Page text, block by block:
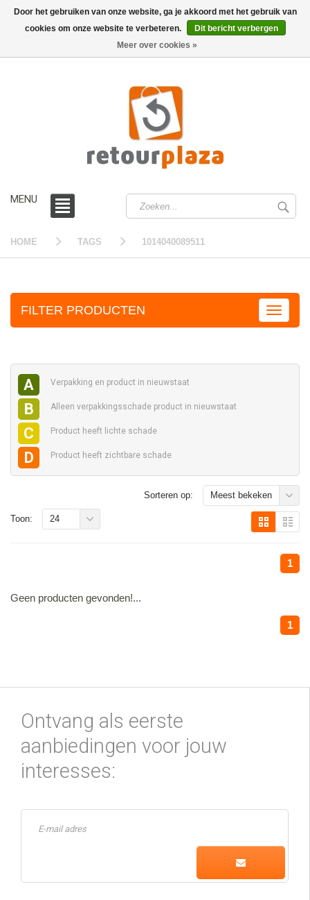
MENU
HOME TAGS 1014040089511
FILTER PRODUCTEN
A Verpakking en product in nieuwstaat
B Alleen verpakkingsschade product in nieuwstaat
C Product heeft lichte schade
D Product heeft zichtbare schade
Sorteren op: Meest bekeken
1
Toon: 24
Geen producten gevonden!...
1
Ontvang als eerste
aanbiedingen voor jouw
interesses:
Door het gebruiken van onze website, ga je akkoord met het gebruik van
cookies om onze website te verbeteren.
Dit bericht verbergen
Meer over cookies »